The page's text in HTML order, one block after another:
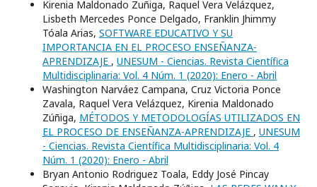
Kirenia Maldonado Zuñiga, Raquel Vera Velázquez,
Lisbeth Mercedes Ponce Delgado, Franklin Jhimmy
Tóala Arias, SOFTWARE EDUCATIVO Y SU
IMPORTANCIA EN EL PROCESO ENSEÑANZA-
APRENDIZAJE , UNESUM - Ciencias. Revista Científica
Multidisciplinaria: Vol. 4 Núm. 1 (2020): Enero - Abril
Washington Narváez Campana, Cruz Victoria Ponce
Zavala, Raquel Vera Velázquez, Kirenia Maldonado
Zúñiga, MÉTODOS Y METODOLOGÍAS UTILIZADOS EN
EL PROCESO DE ENSEÑANZA-APRENDIZAJE , UNESUM
- Ciencias. Revista Científica Multidisciplinaria: Vol. 4
Núm. 1 (2020): Enero - Abril
Bryan Antonio Rodriguez Toala, Eddy José Pincay